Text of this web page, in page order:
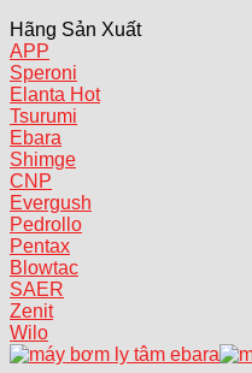
Hãng Sản Xuất
APP
Speroni
Elanta
Tsurumi
Ebara
Shimge
CNP
Evergush
Pedrollo
Pentax
Blowtac
SAER
Zenit
Wilo